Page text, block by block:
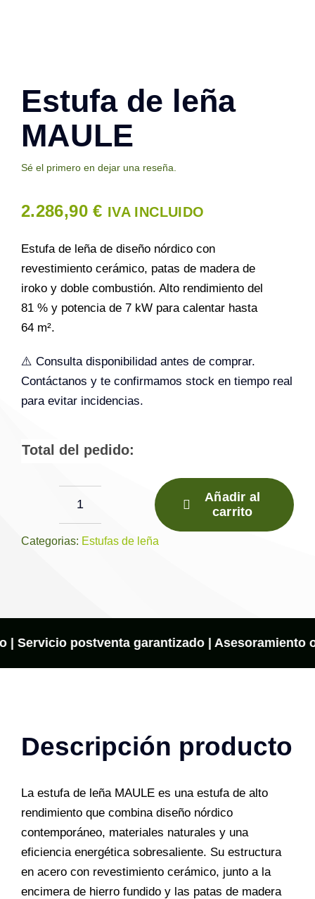
Estufa de leña
MAULE
Sé el primero en dejar una reseña.
2.286,90€ IVA INCLUIDO
Estufa de leña de diseño nórdico con
revestimiento cerámico, patas de madera de
iroko y doble combustión. Alto rendimiento del
81 % y potencia de 7 kW para calentar hasta
64 m².
⚠️ Consulta disponibilidad antes de comprar.
Contáctanos y te confirmamos stock en tiempo real
para evitar incidencias.
Total del pedido:
de
Añadir al
carrito
Categorias: Estufas de leña
Servicio postventa garantizado | Asesoramiento
Descripción producto
La estufa de leña MAULE es una estufa de alto
rendimiento que combina diseño nórdico
contemporáneo, materiales naturales y una
eficiencia energética sobresaliente. Su estructura
en acero con revestimiento cerámico, junto a la
encimera de hierro fundido y las patas de madera